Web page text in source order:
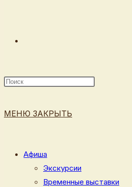
МЕНЮ ЗАКРЫТЬ
Афиша
Экскурсии
Временные выставки